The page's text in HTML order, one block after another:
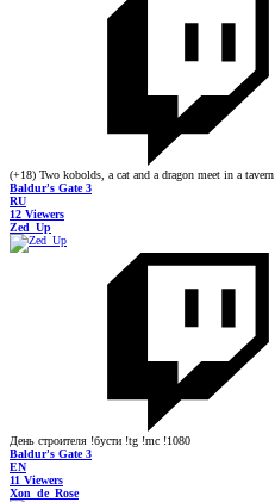
(+18) Two kobolds, a cat and a dragon meet in a tavern
Baldur's Gate 3
RU
12 Viewers
Zed_Up
День строителя !бусти !tg !mc !1080
Baldur's Gate 3
EN
11 Viewers
Xon_de_Rose